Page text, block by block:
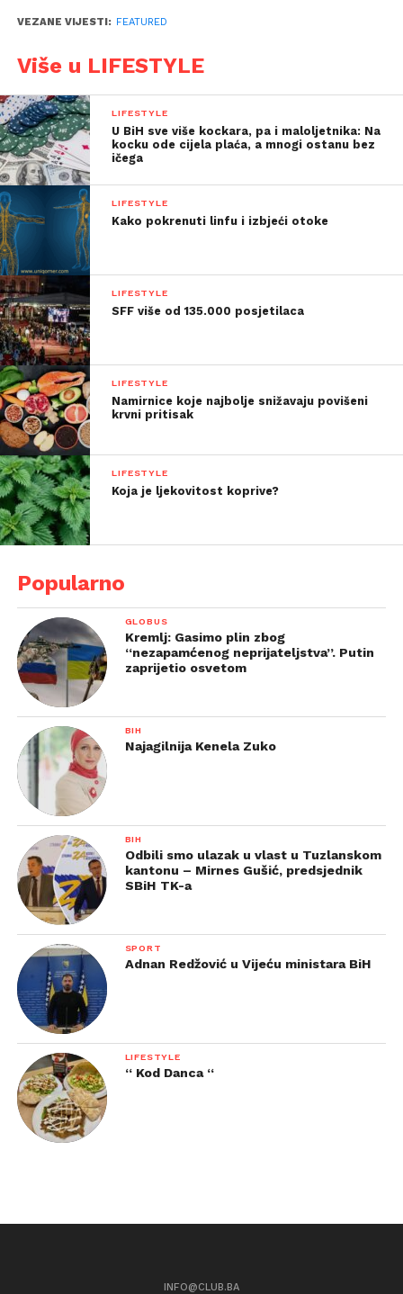
VEZANE VIJESTI: FEATURED
Više u LIFESTYLE
LIFESTYLE
U BiH sve više kockara, pa i maloljetnika: Na
kocku ode cijela plaća, a mnogi ostanu bez
ičega
LIFESTYLE
Kako pokrenuti linfu i izbjeći otoke
LIFESTYLE
SFF više od 135.000 posjetilaca
LIFESTYLE
Namirnice koje najbolje snižavaju povišeni
krvni pritisak
LIFESTYLE
Koja je ljekovitost koprive?
Popularno
GLOBUS
Kremlj: Gasimo plin zbog
“nezapamćenog neprijateljstva”. Putin
zaprijetio osvetom
BIH
Najagilnija Kenela Zuko
BIH
Odbili smo ulazak u vlast u Tuzlanskom
kantonu – Mirnes Gušić, predsjednik
SBiH TK-a
SPORT
Adnan Redžović u Vijeću ministara BiH
LIFESTYLE
“ Kod Danca “
INFO@CLUB.BA